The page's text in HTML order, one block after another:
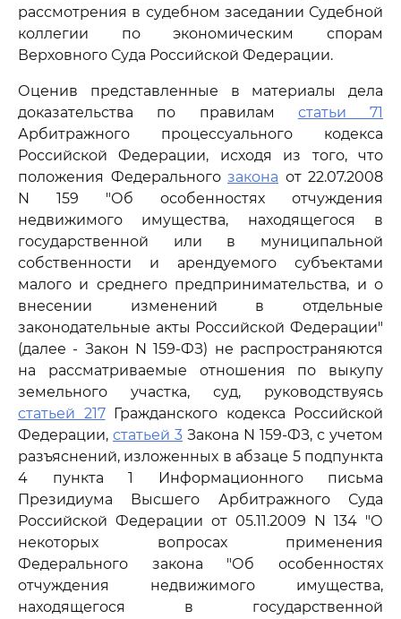
рассмотрения в судебном заседании Судебной
коллегии по экономическим спорам
Верховного Суда Российской Федерации.
Оценив представленные в материалы дела
доказательства по правилам статьи 71
Арбитражного процессуального кодекса
Российской Федерации, исходя из того, что
положения Федерального закона от 22.07.2008
N 159 "Об особенностях отчуждения
недвижимого имущества, находящегося в
государственной или в муниципальной
собственности и арендуемого субъектами
малого и среднего предпринимательства, и о
внесении изменений в отдельные
законодательные акты Российской Федерации"
(далее - Закон N 159-ФЗ) не распространяются
на рассматриваемые отношения по выкупу
земельного участка, суд, руководствуясь
статьей 217Гражданского кодекса Российской
Федерации, статьей 3 Закона N 159-ФЗ, с учетом
разъяснений, изложенных в абзаце 5 подпункта
4 пункта 1 Информационного письма
Президиума Высшего Арбитражного Суда
Российской Федерации от 05.11.2009 N 134 "О
некоторых вопросах применения
Федерального закона "Об особенностях
отчуждения недвижимого имущества,
находящегося в государственной